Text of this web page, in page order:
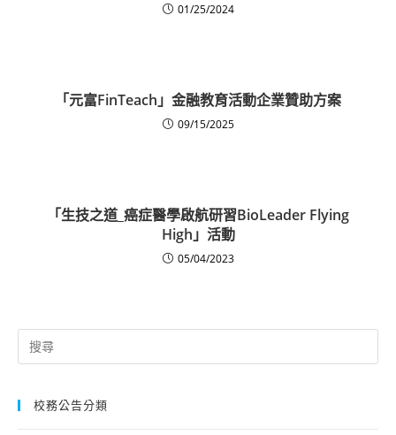
01/25/2024
「元富FinTeach」金融教育活動企業贊助方案
09/15/2025
「生技之道_癌症醫學啟航研習BioLeader Flying
High」活動
05/04/2023
Search
for:
校務公告分類